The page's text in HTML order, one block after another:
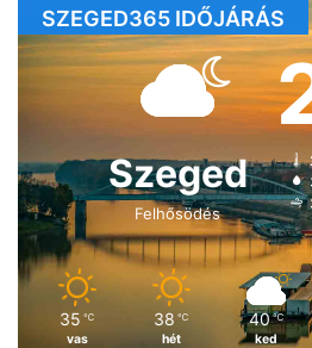
SZEGED365 IDŐJÁRÁS
Szeged
Felhősödés
35 ℃
vas
38 ℃
hét
40 ℃
ked